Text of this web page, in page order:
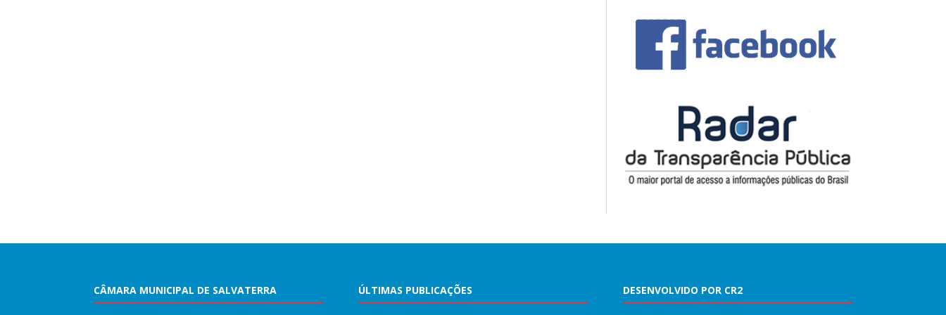
CÂMARA MUNICIPAL DE SALVATERRA ÚLTIMAS PUBLICAÇÕES DESENVOLVIDO POR CR2